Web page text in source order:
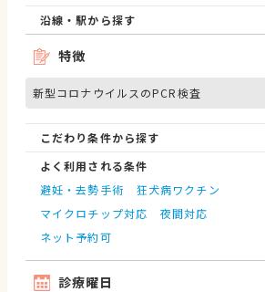
沿線・駅から探す
特徴
新型コロナウイルスのPCR検査
こだわり条件から探す
よく利用される条件
避妊・去勢手術
狂犬病ワクチン
マイクロチップ対応
夜間対応
ネット予約可
診療曜日